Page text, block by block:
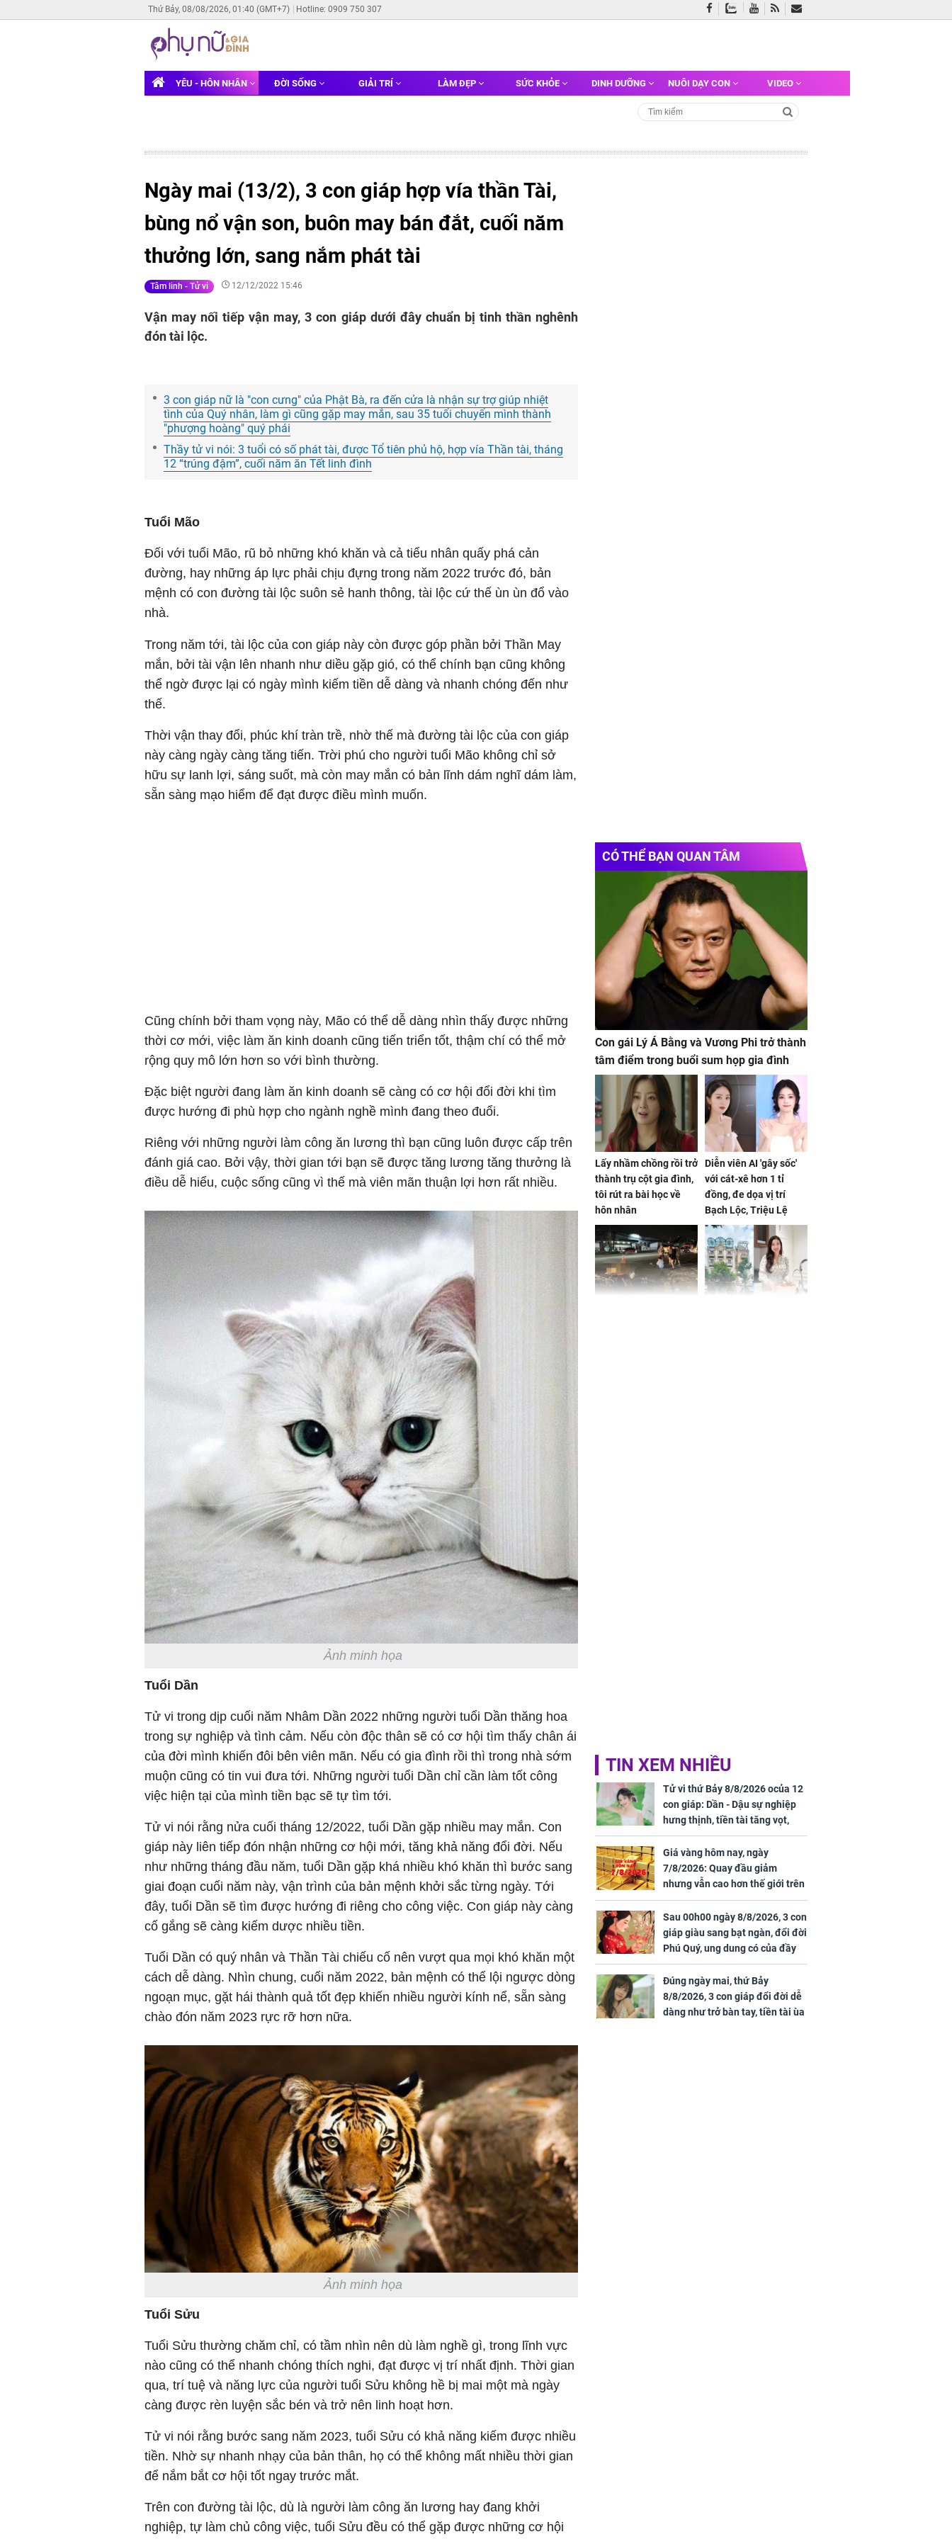
Thứ Bảy, 08/08/2026, 01:40 (GMT+7) Hotline: 0909 750 307
YÊU - HÔN NHÂN ĐỜI SỐNG GIẢI TRÍ LÀM ĐẸP SỨC KHỎE DINH DƯỠNG NUÔI DẠY CON VIDEO
Ngày mai (13/2), 3 con giáp hợp vía thần Tài,
bùng nổ vận son, buôn may bán đắt, cuối năm
thưởng lớn, sang nắm phát tài
Tâm linh - Tử vi 12/12/2022 15:46
Vận may nối tiếp vận may, 3 con giáp dưới đây chuẩn bị tinh thần nghênh
đón tài lộc.
3 con giáp nữ là "con cưng" của Phật Bà, ra đến cửa là nhận sự trợ giúp nhiệt
tình của Quý nhân, làm gì cũng gặp may mắn, sau 35 tuổi chuyển mình thành
"phượng hoàng" quý phái
Thầy tử vi nói: 3 tuổi có số phát tài, được Tổ tiên phủ hộ, hợp vía Thần tài, tháng
12 “trúng đậm”, cuối năm ăn Tết linh đình
Tuổi Mão
Đối với tuổi Mão, rũ bỏ những khó khăn và cả tiểu nhân quấy phá cản
đường, hay những áp lực phải chịu đựng trong năm 2022 trước đó, bản
mệnh có con đường tài lộc suôn sẻ hanh thông, tài lộc cứ thế ùn ùn đổ vào
nhà.
Trong năm tới, tài lộc của con giáp này còn được góp phần bởi Thần May
mắn, bởi tài vận lên nhanh như diều gặp gió, có thể chính bạn cũng không
thể ngờ được lại có ngày mình kiếm tiền dễ dàng và nhanh chóng đến như
thế.
Thời vận thay đổi, phúc khí tràn trề, nhờ thế mà đường tài lộc của con giáp
này càng ngày càng tăng tiến. Trời phú cho người tuổi Mão không chỉ sở
hữu sự lanh lợi, sáng suốt, mà còn may mắn có bản lĩnh dám nghĩ dám làm,
sẵn sàng mạo hiểm để đạt được điều mình muốn.
Cũng chính bởi tham vọng này, Mão có thể dễ dàng nhìn thấy được những
thời cơ mới, việc làm ăn kinh doanh cũng tiến triển tốt, thậm chí có thể mở
rộng quy mô lớn hơn so với bình thường.
Đặc biệt người đang làm ăn kinh doanh sẽ càng có cơ hội đổi đời khi tìm
được hướng đi phù hợp cho ngành nghề mình đang theo đuổi.
Riêng với những người làm công ăn lương thì bạn cũng luôn được cấp trên
đánh giá cao. Bởi vậy, thời gian tới bạn sẽ được tăng lương tăng thưởng là
điều dễ hiểu, cuộc sống cũng vì thế mà viên mãn thuận lợi hơn rất nhiều.
Ảnh minh họa
Tuổi Dần
Tử vi trong dịp cuối năm Nhâm Dần 2022 những người tuổi Dần thăng hoa
trong sự nghiệp và tình cảm. Nếu còn độc thân sẽ có cơ hội tìm thấy chân ái
của đời mình khiến đôi bên viên mãn. Nếu có gia đình rồi thì trong nhà sớm
muộn cũng có tin vui đưa tới. Những người tuổi Dần chỉ cần làm tốt công
việc hiện tại của mình tiền bạc sẽ tự tìm tới.
Tử vi nói rằng nửa cuối tháng 12/2022, tuổi Dần gặp nhiều may mắn. Con
giáp này liên tiếp đón nhận những cơ hội mới, tăng khả năng đổi đời. Nếu
như những tháng đầu năm, tuổi Dần gặp khá nhiều khó khăn thì bước sang
giai đoạn cuối năm này, vận trình của bản mệnh khởi sắc từng ngày. Tới
đây, tuổi Dần sẽ tìm được hướng đi riêng cho công việc. Con giáp này càng
cố gắng sẽ càng kiếm dược nhiều tiền.
Tuổi Dần có quý nhân và Thần Tài chiếu cố nên vượt qua mọi khó khăn một
cách dễ dàng. Nhìn chung, cuối năm 2022, bản mệnh có thể lội ngược dòng
ngoạn mục, gặt hái thành quả tốt đẹp khiến nhiều người kính nể, sẵn sàng
chào đón năm 2023 rực rỡ hơn nữa.
Ảnh minh họa
Tuổi Sửu
Tuổi Sửu thường chăm chỉ, có tầm nhìn nên dù làm nghề gì, trong lĩnh vực
nào cũng có thể nhanh chóng thích nghi, đạt được vị trí nhất định. Thời gian
qua, trí tuệ và năng lực của người tuổi Sửu không hề bị mai một mà ngày
càng được rèn luyện sắc bén và trở nên linh hoạt hơn.
Tử vi nói rằng bước sang năm 2023, tuổi Sửu có khả năng kiếm được nhiều
tiền. Nhờ sự nhanh nhạy của bản thân, họ có thể không mất nhiều thời gian
để nắm bắt cơ hội tốt ngay trước mắt.
Trên con đường tài lộc, dù là người làm công ăn lương hay đang khởi
nghiệp, tự làm chủ công việc, tuổi Sửu đều có thể gặp được những cơ hội
CÓ THỂ BẠN QUAN TÂM
Con gái Lý Á Bằng và Vương Phi trở thành
tâm điểm trong buổi sum họp gia đình
Lấy nhầm chồng rồi trở
thành trụ cột gia đình,
tôi rút ra bài học về
hôn nhân
Diễn viên AI 'gây sốc'
với cát-xê hơn 1 tỉ
đồng, đe dọa vị trí
Bạch Lộc, Triệu Lệ
Dĩnh
TIN XEM NHIỀU
Tử vi thứ Bảy 8/8/2026 ocủa 12
con giáp: Dần - Dậu sự nghiệp
hưng thịnh, tiền tài tăng vọt,
Mão - Thân công việc bất trắc,
tiền mất tật mang
Giá vàng hôm nay, ngày
7/8/2026: Quay đầu giảm
nhưng vẫn cao hơn thế giới trên
7 triệu đồng
Sau 00h00 ngày 8/8/2026, 3 con
giáp giàu sang bạt ngàn, đổi đời
Phú Quý, ung dung có của đầy
nhà, ngày càng hưng thịnh sung
túc
Đúng ngày mai, thứ Bảy
8/8/2026, 3 con giáp đổi đời dễ
dàng như trở bàn tay, tiền tài ùa